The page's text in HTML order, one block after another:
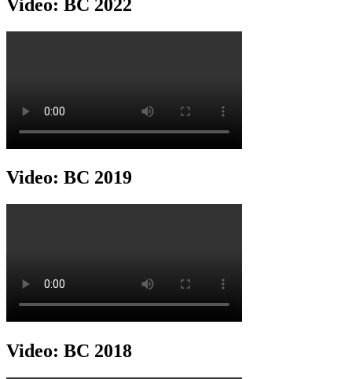
Video: BC 2022
Video: BC 2019
Video: BC 2018